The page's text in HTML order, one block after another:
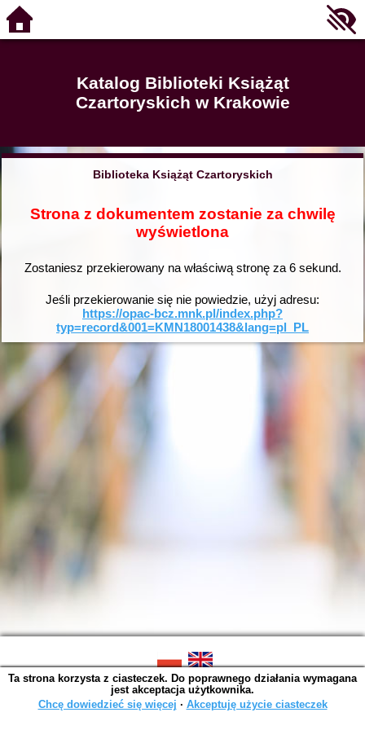
Katalog Biblioteki Książąt
Czartoryskich w Krakowie
Biblioteka Książąt Czartoryskich
Strona z dokumentem zostanie za chwilę
wyświetlona
Zostaniesz przekierowany na właściwą stronę za 6sekund.
Jeśli przekierowanie się nie powiedzie, użyj adresu:
https://opac-bcz.mnk.pl/index.php?
typ=record&001=KMN18001438&lang=pl_PL
SOWA OPAC v. 6.11.10 (2026-07-24)
Wygenerowano w 0,0014 s.
Ta strona korzysta z ciasteczek. Do poprawnego działania wymagana
jest akceptacja użytkownika.
Chcę dowiedzieć się więcej ∙ Akceptuję użycie ciasteczek